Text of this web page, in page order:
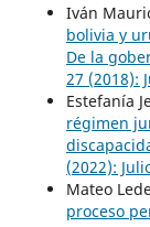
Iván
bolivia y
De la
27 (2018):
Estefanía
régimen
(2022):
Mateo
proceso